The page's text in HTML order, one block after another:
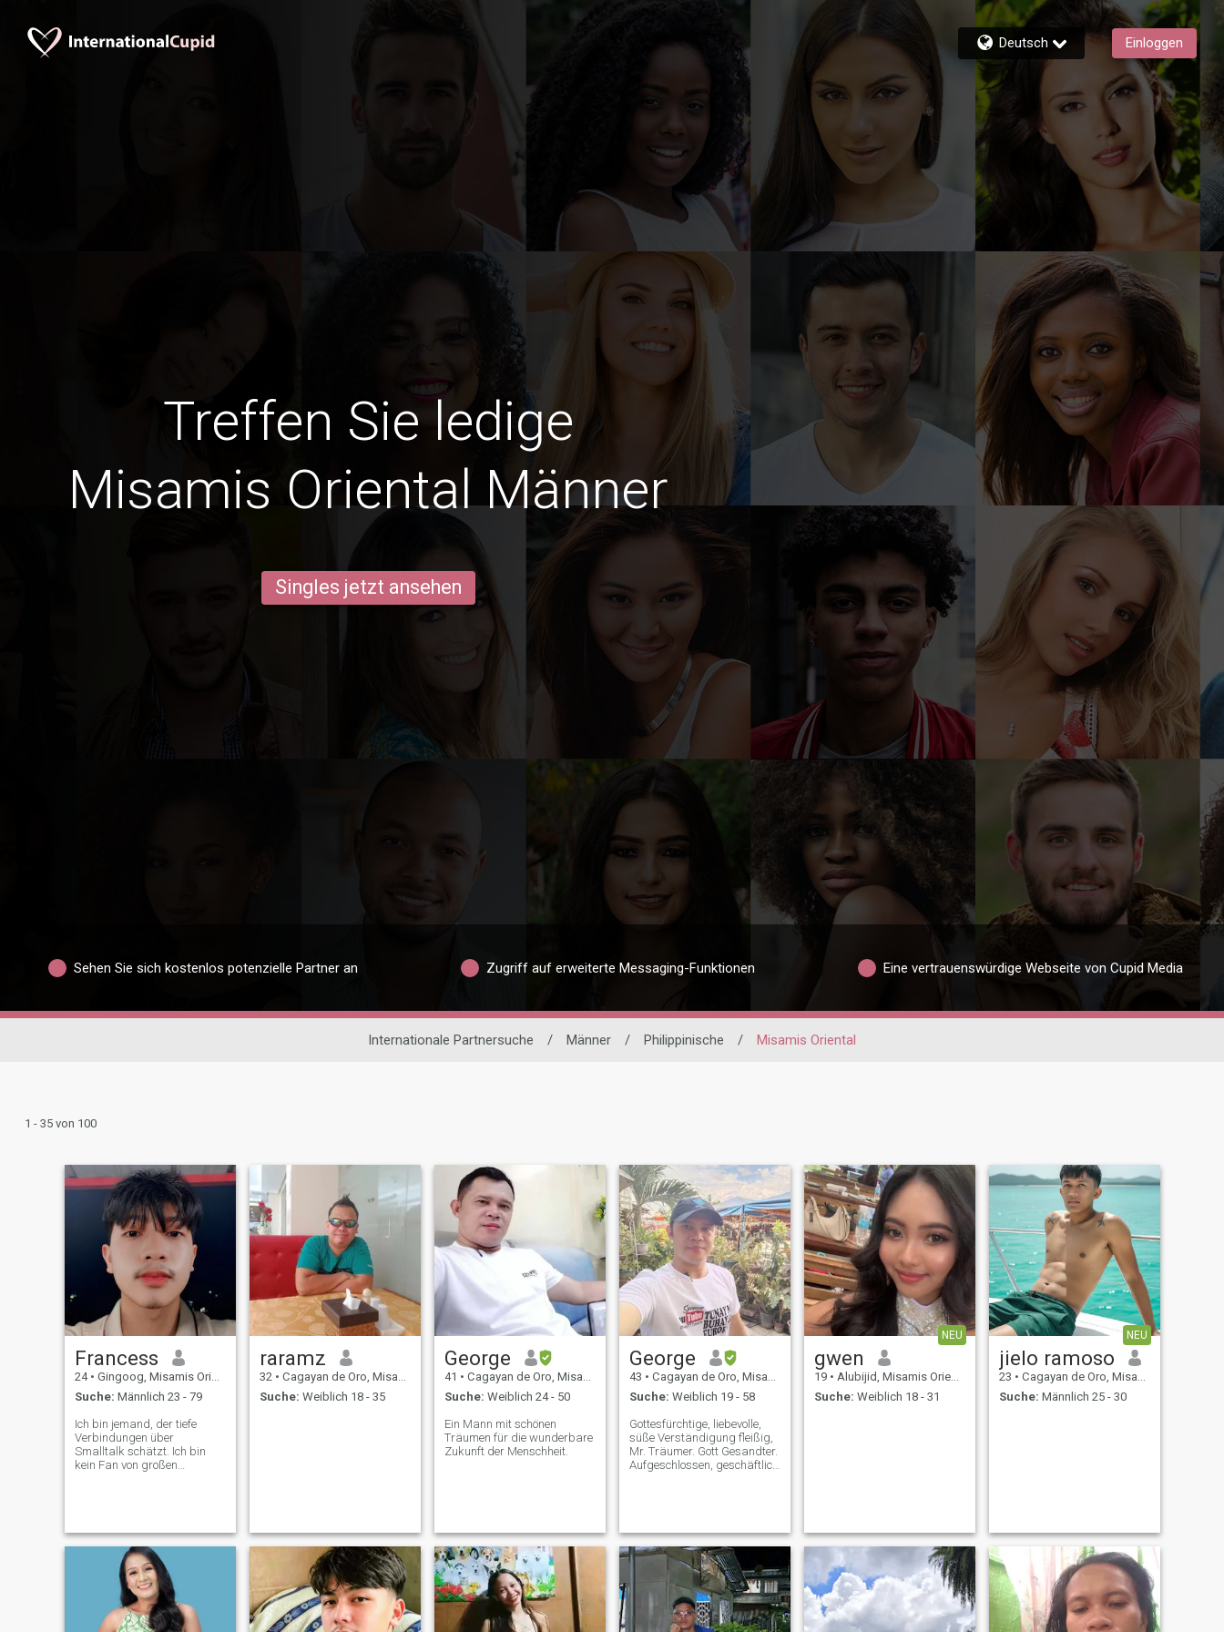
Deutsch Einloggen
Treffen Sie ledige
Misamis Oriental Männer
Singles jetzt ansehen
Sehen Sie sich kostenlos potenzielle Partner an Zugriff auf erweiterte Messaging-Funktionen Eine vertrauenswürdige Webseite von Cupid Media
Internationale Partnersuche / Männer / Philippinische / Misamis Oriental
1 - 35 von 100
Francess
24 • Gingoog, Misamis Oriental, Philippinen
Suche: Männlich 23 - 79
Ich bin jemand, der tiefe
Verbindungen über
Smalltalk schätzt. Ich bin
kein Fan von großen
reise zusammen und
genieße einfach die
Gesellschaft des anderen.
Ich liebe süße Momente,
verspielte Witze und kleine
Überraschungen, selbst
einfache, solange sie aus
dem Herzen kommen. Sie
raramz
32 • Cagayan de Oro, Misamis Oriental, Philippinen
Suche: Weiblich 18 - 35
George
41 • Cagayan de Oro, Misamis Oriental, Philippinen
Suche: Weiblich 24 - 50
Ein Mann mit schönen
Träumen für die wunderbare
Zukunft der Menschheit.
George
43 • Cagayan de Oro, Misamis Oriental, Philippinen
Suche: Weiblich 19 - 58
Gottesfürchtige, liebevolle,
süße Verständigung fleißig,
Mr. Träumer. Gott Gesandter.
Aufgeschlossen, geschäftlich
Übrigens, ich sage Ihnen
offen, dass als ein
gewöhnlicher Filipino wie ich,
es ist wirklich schwer, hier
eine Frau zu finden, die mich
von Herzen als gewöhnliche
Filipino akzeptiert, meistens
Frauen hier, die nach einem
NEU
gwen
19 • Alubijid, Misamis Oriental, Philippinen
Suche: Weiblich 18 - 31
NEU
jielo ramoso
23 • Cagayan de Oro, Misamis Oriental, Philippinen
Suche: Männlich 25 - 30